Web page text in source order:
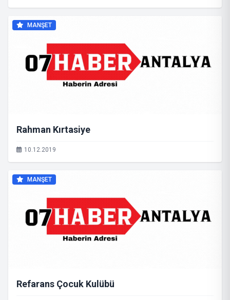
MANŞET
Rahman Kırtasiye
10.12.2019
MANŞET
Refarans Çocuk Kulübü